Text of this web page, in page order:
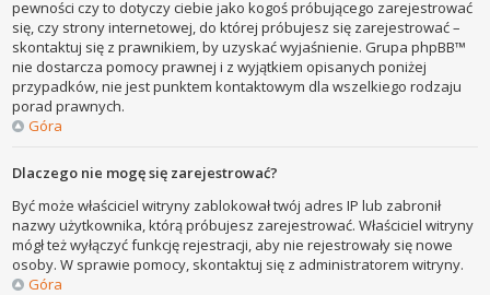
pewności czy to dotyczy ciebie jako kogoś próbującego zarejestrować
się, czy strony internetowej, do której próbujesz się zarejestrować –
skontaktuj się z prawnikiem, by uzyskać wyjaśnienie. Grupa phpBB™
nie dostarcza pomocy prawnej i z wyjątkiem opisanych poniżej
przypadków, nie jest punktem kontaktowym dla wszelkiego rodzaju
porad prawnych.
Góra
Dlaczego nie mogę się zarejestrować?
Być może właściciel witryny zablokował twój adres IP lub zabronił
nazwy użytkownika, którą próbujesz zarejestrować. Właściciel witryny
mógł też wyłączyć funkcję rejestracji, aby nie rejestrowały się nowe
osoby. W sprawie pomocy, skontaktuj się z administratorem witryny.
Góra